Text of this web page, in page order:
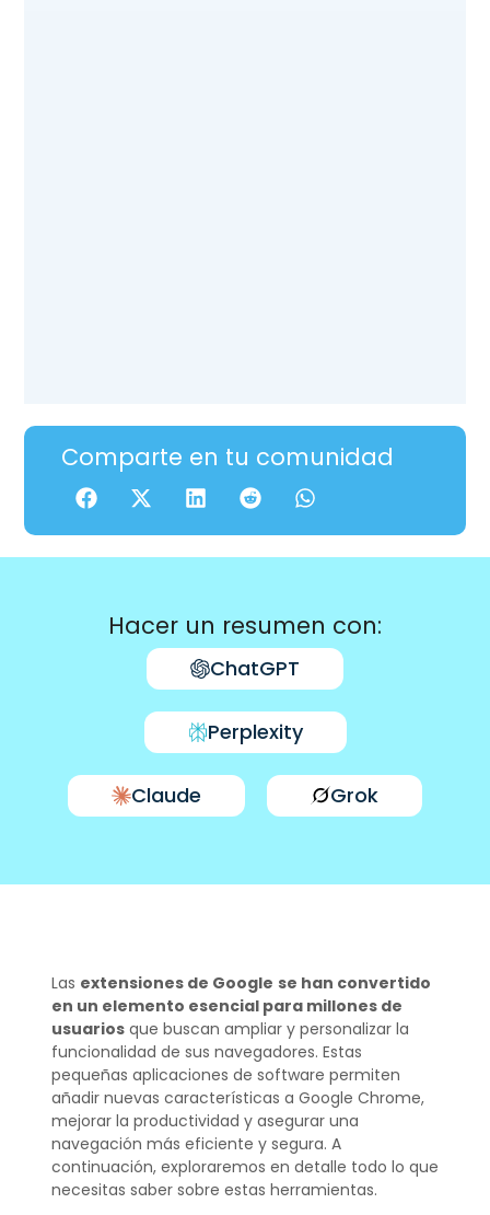
Comparte en tu comunidad
Hacer un resumen con:
ChatGPT
Perplexity
Claude Grok
Las extensiones de Google se han convertido
en un elemento esencial para millones de
usuariosque buscan ampliar y personalizar la
funcionalidad de sus navegadores. Estas
pequeñas aplicaciones de software permiten
añadir nuevas características a Google Chrome,
mejorar la productividad y asegurar una
navegación más eficiente y segura. A
continuación, exploraremos en detalle todo lo que
necesitas saber sobre estas herramientas.